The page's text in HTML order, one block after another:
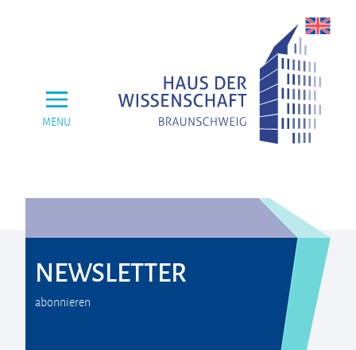
MENU
NEWSLETTER
abonnieren